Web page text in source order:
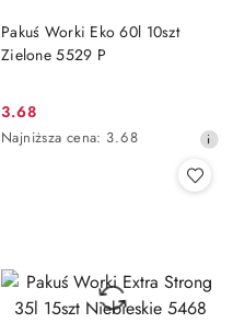
Pakuś Worki Eko 60l 10szt
Zielone 5529 P
Cena
promocyjna:
3.68
Najniższa
Najniższa cena: 3.68